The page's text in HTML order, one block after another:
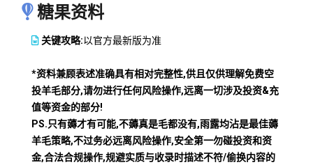
糖果资料
关键攻略:以官方最新版为准
*资料兼顾表述准确具有相对完整性,供且仅供理解免费空
投羊毛部分,请勿进行任何风险操作,远离一切涉及投资&充
值等资金的部分!
PS.只有薅才有可能,不薅真是毛都没有,雨露均沾是最佳薅
羊毛策略,不过务必远离风险操作,安全第一勿碰投资和资
金,合法合规操作,规避实质与收录时描述不符/偷换内容的